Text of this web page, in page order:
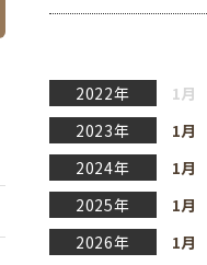
マグネティフラ
その他カラージェ
溶剤
2022年 1月
2023年
1月
2024年
1月
2025年
1月
2026年
1月